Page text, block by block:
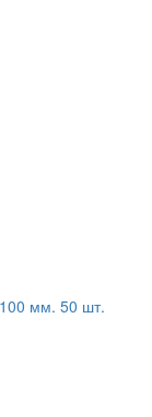
мм. 50 шт.